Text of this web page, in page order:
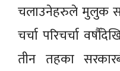
चलाउनेहरुले मुलुक
चर्चा परिचर्चा
तीन तहका